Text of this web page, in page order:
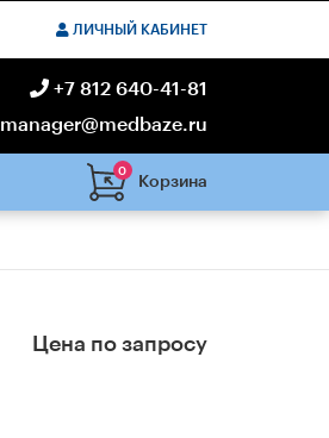
ЛИЧНЫЙ КАБИНЕТ
+7 812 640-41-81
manager@medbaze.ru
0
Корзина
Цена по запросу